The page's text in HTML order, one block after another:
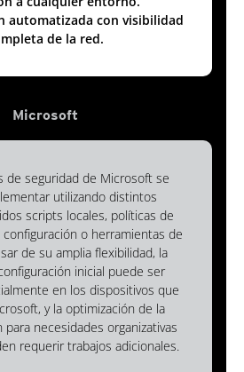
automatizada con visibilidad
de la red.
Microsoft
de seguridad de Microsoft se
utilizando distintos
scripts locales, políticas de
o herramientas de
de su amplia flexibilidad, la
inicial puede ser
en los dispositivos que
y la optimización de la
necesidades organizativas
requerir trabajos adicionales.